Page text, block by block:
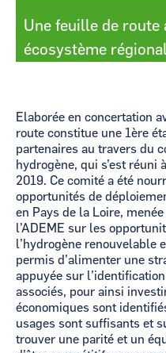
Une feuille de route
écosystème
Elaborée en concertation
route constitue une 1ère
partenaires au travers du
hydrogène, qui s’est réuni
2019. Ce comité a été
opportunités de
en Pays de la Loire,
l’ADEME sur les
l’hydrogène renouvelable
permis d’alimenter une
appuyée sur
associés, pour ainsi
économiques sont
usages sont suffisants et
trouver une parité et un